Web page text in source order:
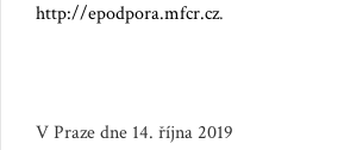
http://epodpora.mfcr.cz.
V Praze dne 14. října 2019